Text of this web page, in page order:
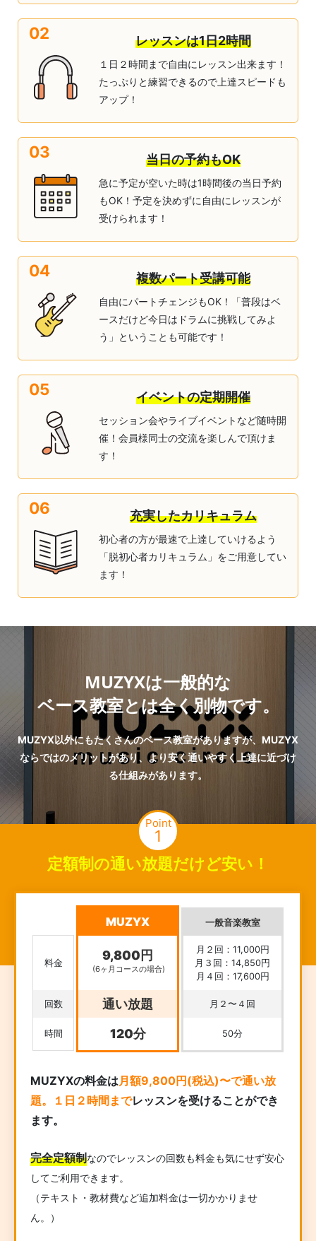
02 レッスンは1日2時間
１日２時間まで自由にレッスン出来ます！
たっぷりと練習できるので上達スピードも
アップ！
03 当日の予約もOK
急に予定が空いた時は1時間後の当日予約
もOK！予定を決めずに自由にレッスンが
受けられます！
04 複数パート受講可能
自由にパートチェンジもOK！「普段はベ
ースだけど今日はドラムに挑戦してみよ
う」ということも可能です！
05 イベントの定期開催
セッション会やライブイベントなど随時開
催！会員様同士の交流を楽しんで頂けま
す！
06 充実したカリキュラム
初心者の方が最速で上達していけるよう
「脱初心者カリキュラム」をご用意してい
ます！
MUZYXは一般的な
ベース教室とは全く別物です。
MUZYX以外にもたくさんのベース教室がありますが、MUZYX
ならではのメリットがあり、より安く通いやすく上達に近づけ
る仕組みがあります。
Point
1
定額制の通い放題だけど安い！
MUZYX 一般音楽教室
料金
9,800円
(6ヶ月コースの場合)
月２回：11,000円
月３回：14,850円
月４回：17,600円
回数 通い放題 月２〜４回
時間 120分 50分
MUZYXの料金は 月額9,800円(税込)〜で通い放
題。１日２時間までレッスンを受けることができ
ます。
完全定額制なのでレッスンの回数も料金も気にせず安心
してご利用できます。
（テキスト・教材費など追加料金は一切かかりませ
ん。）